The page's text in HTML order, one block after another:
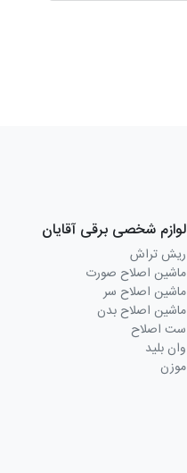
لوازم شخصی برقی آقایان
ریش تراش
ماشین اصلاح صورت
ماشین اصلاح سر
ماشین اصلاح بدن
ست اصلاح
وان بلید
موزن